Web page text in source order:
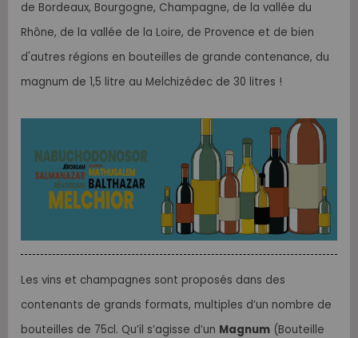
de Bordeaux, Bourgogne, Champagne, de la vallée du
Rhône, de la vallée de la Loire, de Provence et de bien
d'autres régions en bouteilles de grande contenance, du
magnum de 1,5 litre au Melchizédec de 30 litres !
Les vins et champagnes sont proposés dans des
contenants de grands formats, multiples d’un nombre de
bouteilles de 75cl. Qu’il s’agisse d’un Magnum (Bouteille